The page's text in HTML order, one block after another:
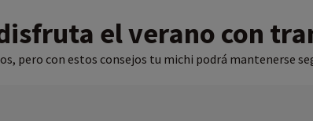
el verano con
pero con estos consejos tu michi podrá mantenerse